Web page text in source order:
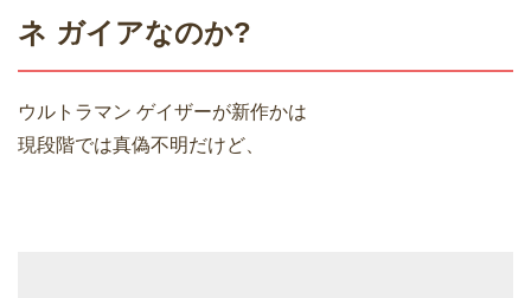
ネ ガイアなのか?
ウルトラマン ゲイザーが新作かは
現段階では真偽不明だけど、